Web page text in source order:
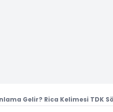
Gelir? Rica Kelimesi TDK